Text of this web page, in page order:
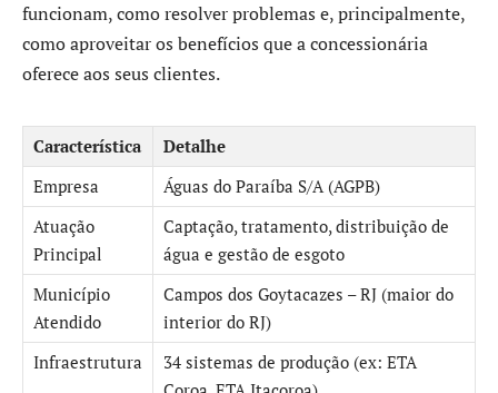
funcionam, como resolver problemas e, principalmente,
como aproveitar os benefícios que a concessionária
oferece aos seus clientes.
Característica
Detalhe
Empresa
Águas do Paraíba S/A (AGPB)
Atuação
Principal
Captação, tratamento, distribuição de
água e gestão de esgoto
Município
Atendido
Campos dos Goytacazes – RJ (maior do
interior do RJ)
Infraestrutura
34 sistemas de produção (ex: ETA